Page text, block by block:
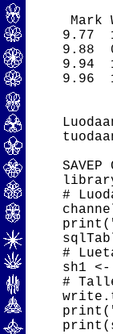
9.77
9.88
9.94
9.96
SAVEP
#
#
sh1
#